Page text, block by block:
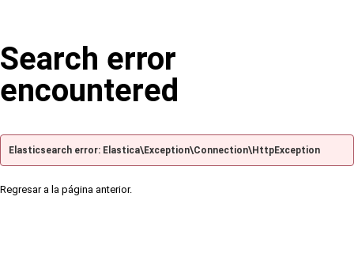
Search error
encountered
Elasticsearch error: Elastica\Exception\Connection\HttpException
Regresar a la página anterior.